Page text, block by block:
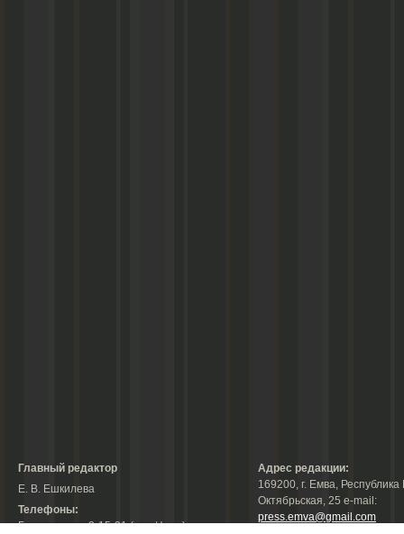
Главный редактор
Е. В. Ешкилева
Телефоны:
Гл. редактор: 2-15-31 (тел./факс);
Адрес редакции:
169200, г. Емва, Республика
Октябрьская, 25 е-mail:
press.emva@gmail.com